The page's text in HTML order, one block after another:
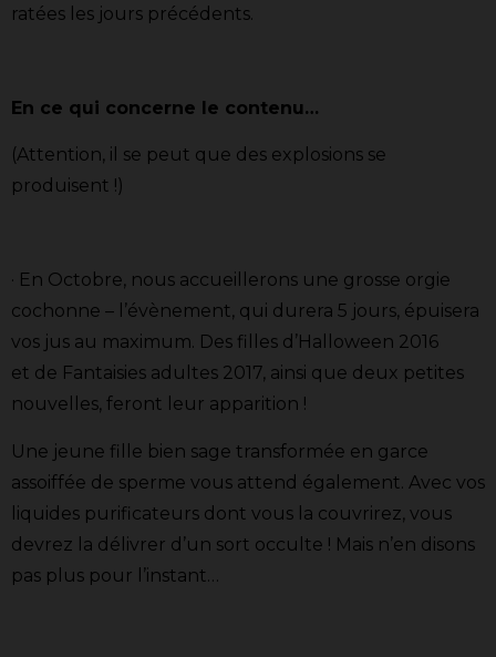
ratées les jours précédents.
En ce qui concerne le contenu…
(Attention, il se peut que des explosions se
produisent !)
· En Octobre, nous accueillerons une grosse orgie
cochonne – l’évènement, qui durera 5 jours, épuisera
vos jus au maximum. Des filles d’Halloween 2016
et de Fantaisies adultes 2017, ainsi que deux petites
nouvelles, feront leur apparition !
Une jeune fille bien sage transformée en garce
assoiffée de sperme vous attend également. Avec vos
liquides purificateurs dont vous la couvrirez, vous
devrez la délivrer d’un sort occulte ! Mais n’en disons
pas plus pour l’instant…